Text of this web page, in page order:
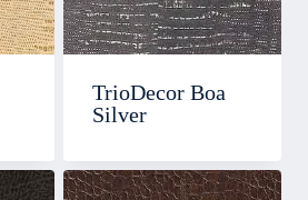
TrioDecor Boa
Silver